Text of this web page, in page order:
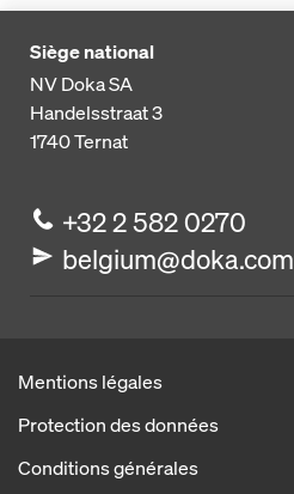
Siège national
NV Doka SA
Handelsstraat 3
1740Ternat
+32 2 582 0270
belgium@doka.com
Mentions légales
Protection des données
Conditions générales